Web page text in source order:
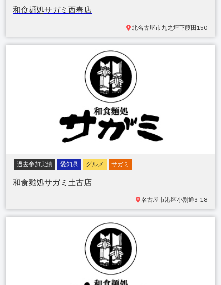
和食麺処サガミ西春店
北名古屋市九之坪下葭田150
過去参加実績 愛知県 グルメ サガミ
和食麺処サガミ土古店
名古屋市港区小割通3-18